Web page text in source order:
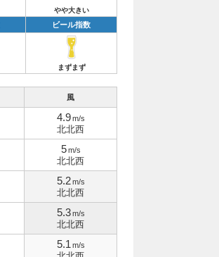
やや大きい
ビール指数
まずまず
風
4.9m/s
北北西
5m/s
北北西
5.2m/s
北北西
5.3m/s
北北西
5.1 m/s